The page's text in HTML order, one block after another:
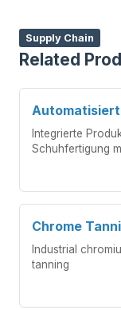
Supply Chain
Related
Integrierte
Schuhfertigung
Chrome
Industrial
tanning